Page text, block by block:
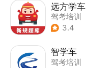
远方学车
驾考培训
3.4
智学车
驾考培训